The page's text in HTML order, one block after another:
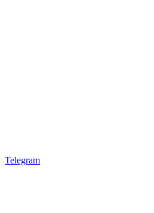
Telegram